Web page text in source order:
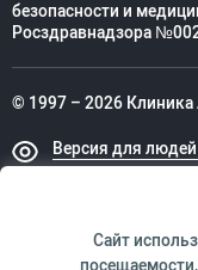
безопасности и
Росздравнадзора
© 1997 – 2026
Версия для
Сайт